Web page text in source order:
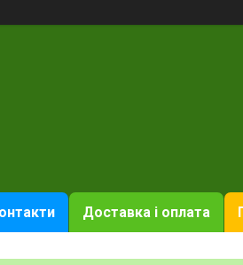
Доставка і оплата